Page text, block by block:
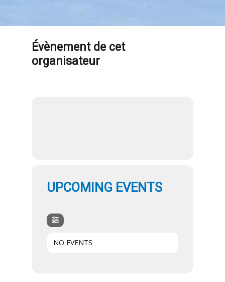
Évènement de cet
organisateur
UPCOMING EVENTS
NO EVENTS